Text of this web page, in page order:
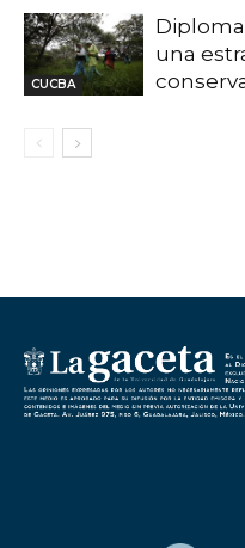
CUCBA
una